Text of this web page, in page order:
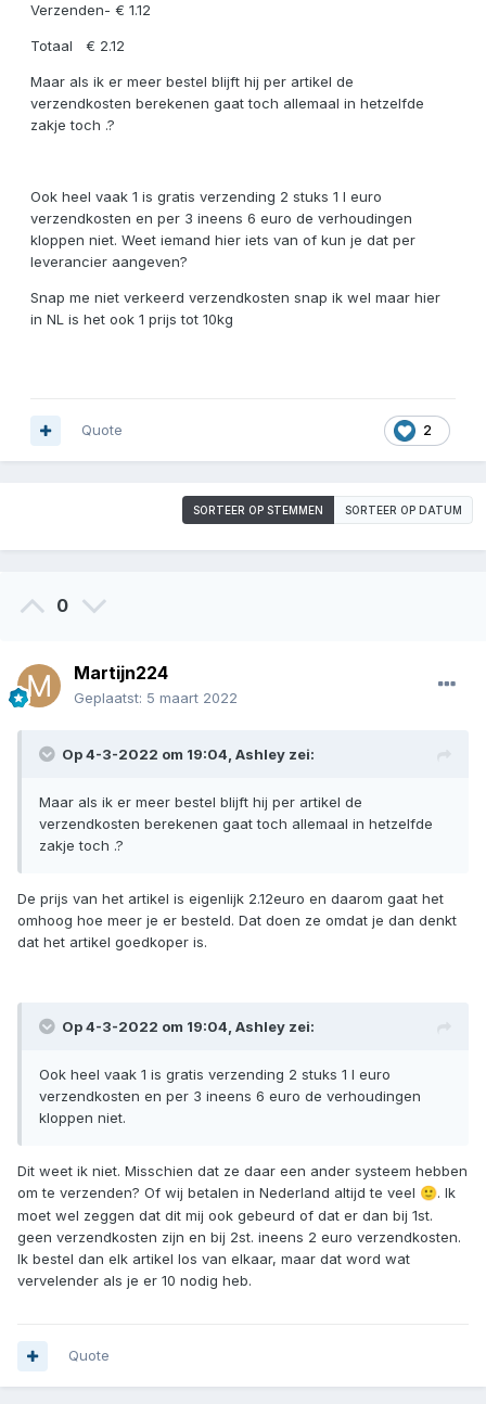
Verzenden- € 1.12
Totaal € 2.12
Maar als ik er meer bestel blijft hij per artikel de
verzendkosten berekenen gaat toch allemaal in hetzelfde
zakje toch .?
Ook heel vaak 1 is gratis verzending 2 stuks 1 l euro
verzendkosten en per 3 ineens 6 euro de verhoudingen
kloppen niet. Weet iemand hier iets van of kun je dat per
leverancier aangeven?
Snap me niet verkeerd verzendkosten snap ik wel maar hier
in NL is het ook 1 prijs tot 10kg
2
Quote
SORTEER OP STEMMEN SORTEER OP DATUM
0
Martijn224
Geplaatst: 5 maart 2022
Op 4-3-2022 om 19:04, Ashley zei:
Maar als ik er meer bestel blijft hij per artikel de
verzendkosten berekenen gaat toch allemaal in hetzelfde
zakje toch .?
De prijs van het artikel is eigenlijk 2.12euro en daarom gaat het
omhoog hoe meer je er besteld. Dat doen ze omdat je dan denkt
dat het artikel goedkoper is.
Op 4-3-2022 om 19:04, Ashley zei:
Ook heel vaak 1 is gratis verzending 2 stuks 1 l euro
verzendkosten en per 3 ineens 6 euro de verhoudingen
kloppen niet.
Dit weet ik niet. Misschien dat ze daar een ander systeem hebben
om te verzenden? Of wij betalen in Nederland altijd te veel 🙂. Ik
moet wel zeggen dat dit mij ook gebeurd of dat er dan bij 1st.
geen verzendkosten zijn en bij 2st. ineens 2 euro verzendkosten.
Ik bestel dan elk artikel los van elkaar, maar dat word wat
vervelender als je er 10 nodig heb.
Quote